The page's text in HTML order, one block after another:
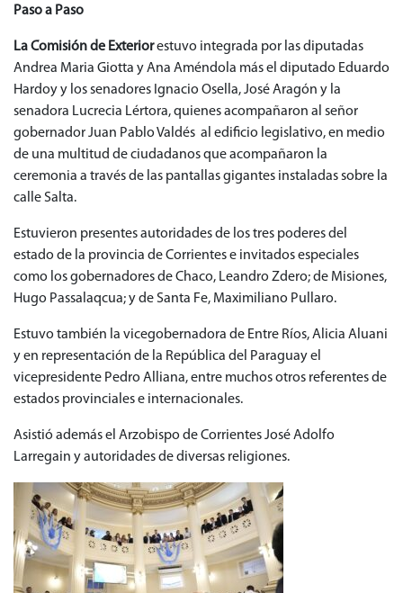
Paso a Paso
La Comisión de Exteriorestuvo integrada por las diputadas
Andrea Maria Giotta y Ana Améndola más el diputado Eduardo
Hardoy y los senadores Ignacio Osella, José Aragón y la
senadora Lucrecia Lértora, quienes acompañaron al señor
gobernador Juan Pablo Valdés al edificio legislativo, en medio
de una multitud de ciudadanos que acompañaron la
ceremonia a través de las pantallas gigantes instaladas sobre la
calle Salta.
Estuvieron presentes autoridades de los tres poderes del
estado de la provincia de Corrientes e invitados especiales
como los gobernadores de Chaco, Leandro Zdero; de Misiones,
Hugo Passalaqcua; y de Santa Fe, Maximiliano Pullaro.
Estuvo también la vicegobernadora de Entre Ríos, Alicia Aluani
y en representación de la República del Paraguay el
vicepresidente Pedro Alliana, entre muchos otros referentes de
estados provinciales e internacionales.
Asistió además el Arzobispo de Corrientes José Adolfo
Larregain y autoridades de diversas religiones.